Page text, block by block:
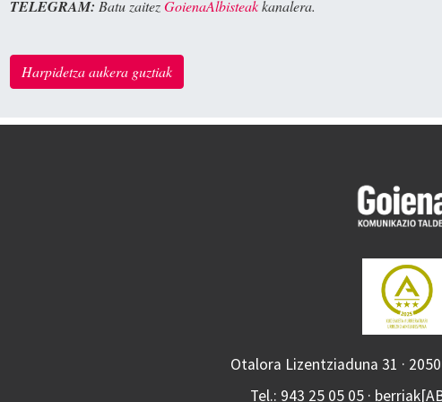
TELEGRAM: Batu zaitezGoienaAlbisteakkanalera.
Harpidetza aukera guztiak
Otalora Lizentziaduna 31 ·
Tel.: 943 25 05 05 ·